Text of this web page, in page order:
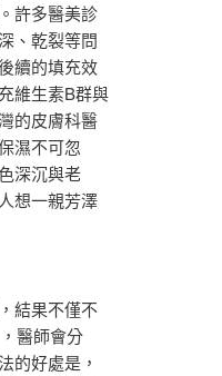
許多醫美診
、乾裂等問
續的填充效
維生素B群與
的皮膚科醫
濕不可忽
深沉與老
想一親芳澤
結果不僅不
醫師會分
的好處是，